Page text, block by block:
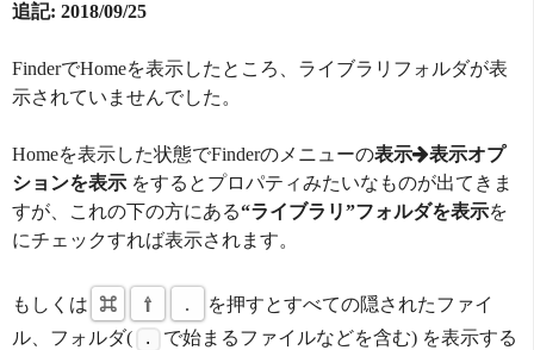
追記: 2018/09/25
FinderでHomeを表示したところ、ライブラリフォルダが表
示されていませんでした。
Homeを表示した状態でFinderのメニューの表示
表示オプ
ションを表示 をするとプロパティみたいなものが出てきま
すが、これの下の方にある“ライブラリ”フォルダを表示を
にチェックすれば表示されます。
もしくは ⌘ ⇧ .
を押すとすべての隠されたファイ
ル、フォルダ(
.
で始まるファイルなどを含む) を表示する